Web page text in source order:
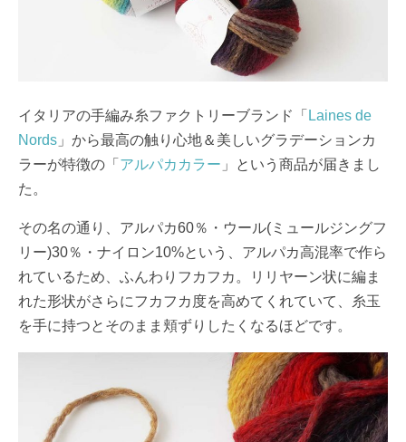
イタリアの手編み糸ファクトリーブランド「 Laines de
Nords 」から最高の触り心地＆美しいグラデーションカ
ラーが特徴の「 アルパカカラー 」という商品が届きまし
た。
その名の通り、アルパカ60％・ウール(ミュールジングフ
リー)30％・ナイロン10%という、アルパカ高混率で作ら
れているため、ふんわりフカフカ。リリヤーン状に編ま
れた形状がさらにフカフカ度を高めてくれていて、糸玉
を手に持つとそのまま頬ずりしたくなるほどです。